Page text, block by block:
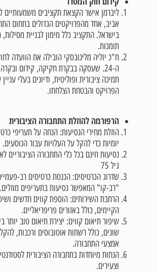
ליברמן אישר הקצאת תקציבים משמעותיים
אביב, אחד מהפרויקטים הגדולים בתחום
בישראל. התקציב כלל מימון לבניית מסילות,
תומכות.
ח"כ יוליה מלינובסקי הובילה את הוועדה לחוק
ה-24. שעסקה בבקרת חקיקה, קידום ובקרה
תמיכה ציבורית ופוליטית, ודיונים בעלי עניין
הפרויקט והבטחת הצלחתו.
הרפורמה להוזלת התחבורה הציבורית
הוזלת מחירי הנסיעות: הנחה על תעריפי
יומיות כדי להקל על העלויות עבור הנוסעים.
נסיעות חינם בכל כלי התחבורה הציבוריים
גיל 75
שדרוג הכרטיסים: הכנסת כרטיסים רב-פעמיים
"רב-קו" המאפשר נסיעות בתעריפים מוזלים.
הרחבת השירותים: הוספת קווים חדשים ושיפור
הקיימים, כולל באזורים פריפריאליים.
שיפור תיאום קווים: יצירת תיאום טוב יותר בין
שונים, כולל רשתות אוטובוסים ורכבות, להקל
אמצעי התחבורה.
הנחות מיוחדות בתחבורה הציבורית
וצעירים.